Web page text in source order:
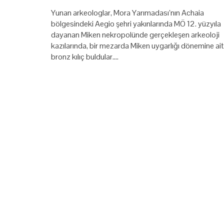
Yunan arkeologlar, Mora Yarımadası’nın Achaia
bölgesindeki Aegio şehri yakınlarında MÖ 12. yüzyıla
dayanan Miken nekropolünde gerçekleşen arkeoloji
kazılarında, bir mezarda Miken uygarlığı dönemine
bronz kılıç buldular.…